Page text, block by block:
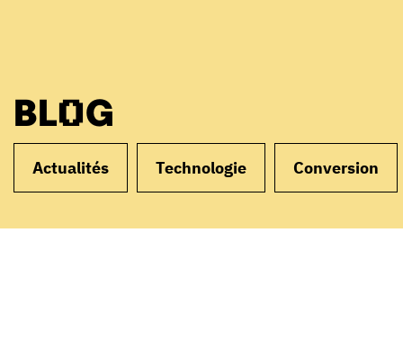
BLOG
Actualités Technologie Conversion